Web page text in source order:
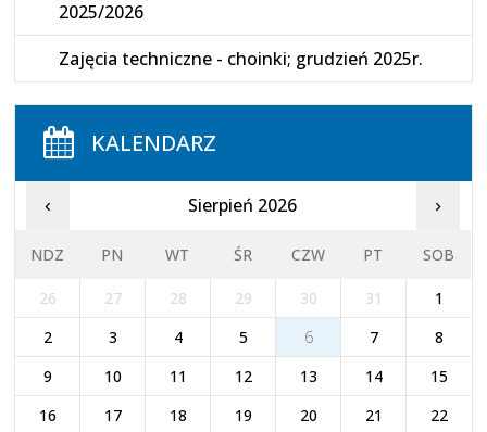
2025/2026
Zajęcia techniczne - choinki; grudzień 2025r.
KALENDARZ
‹ Sierpień 2026 ›
NDZ PN WT ŚR CZW PT SOB
26 27 28 29 30 31
1
2
3 4 5 6 7
8
9
10 11 12 13 14
15
16
17 18 19 20 21
22